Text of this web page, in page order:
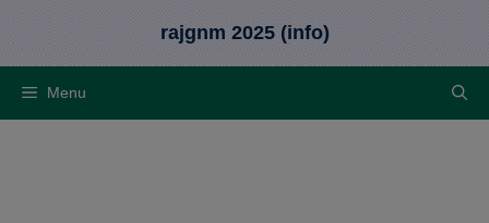
content
rajgnm 2025 (info)
Menu